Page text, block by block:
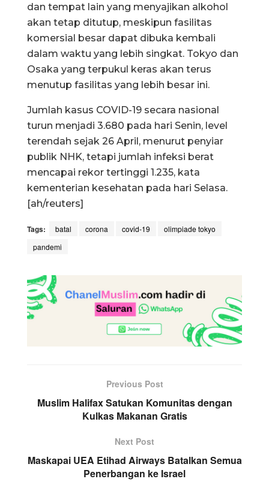
dan tempat lain yang menyajikan alkohol
akan tetap ditutup, meskipun fasilitas
komersial besar dapat dibuka kembali
dalam waktu yang lebih singkat. Tokyo dan
Osaka yang terpukul keras akan terus
menutup fasilitas yang lebih besar ini.
Jumlah kasus COVID-19 secara nasional
turun menjadi 3.680 pada hari Senin, level
terendah sejak 26 April, menurut penyiar
publik NHK, tetapi jumlah infeksi berat
mencapai rekor tertinggi 1.235, kata
kementerian kesehatan pada hari Selasa.
[ah/reuters]
Tags: batal corona covid-19
olimpiade tokyo
pandemi
Previous Post
Muslim Halifax Satukan Komunitas dengan
Kulkas Makanan Gratis
Next Post
Maskapai UEA Etihad Airways Batalkan Semua
Penerbangan ke Israel